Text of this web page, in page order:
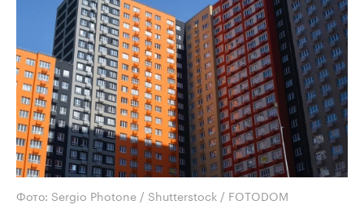
Фото: Sergio Photone / Shutterstock / FOTODOM